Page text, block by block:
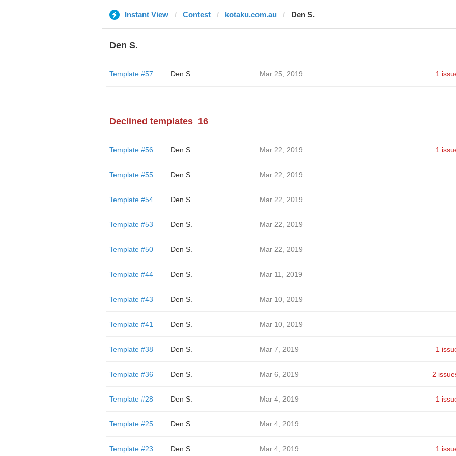
Instant View Contest kotaku.com.au Den S.
Den S.
Template #57 Den S. Mar 25, 2019 1
Declined templates 16
Template #56 Den S. Mar 22, 2019 1
Template #55 Den S. Mar 22, 2019
Template #54 Den S. Mar 22, 2019
Template #53 Den S. Mar 22, 2019
Template #50 Den S. Mar 22, 2019
Template #44 Den S. Mar 11, 2019
Template #43 Den S. Mar 10, 2019
Template #41 Den S. Mar 10, 2019
Template #38 Den S. Mar 7, 2019 1
Template #36 Den S. Mar 6, 2019 2
Template #28 Den S. Mar 4, 2019 1
Template #25 Den S. Mar 4, 2019
Template #23 Den S. Mar 4, 2019 1